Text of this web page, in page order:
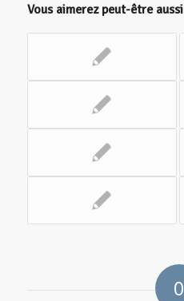
Vous aimerez peut-être aussi
0